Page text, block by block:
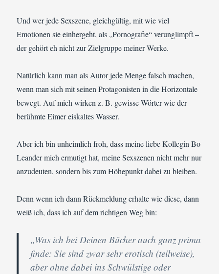
Und wer jede Sexszene, gleichgültig, mit wie viel
Emotionen sie einhergeht, als „Pornografie“ verunglimpft –
der gehört eh nicht zur Zielgruppe meiner Werke.
Natürlich kann man als Autor jede Menge falsch machen,
wenn man sich mit seinen Protagonisten in die Horizontale
bewegt. Auf mich wirken z. B. gewisse Wörter wie der
berühmte Eimer eiskaltes Wasser.
Aber ich bin unheimlich froh, dass meine liebe Kollegin Bo
Leander mich ermutigt hat, meine Sexszenen nicht mehr nur
anzudeuten, sondern bis zum Höhepunkt dabei zu bleiben.
Denn wenn ich dann Rückmeldung erhalte wie diese, dann
weiß ich, dass ich auf dem richtigen Weg bin:
„Was ich bei Deinen Bücher auch ganz prima
finde: Sie sind zwar sehr erotisch (teilweise),
aber ohne dabei ins Schwülstige oder